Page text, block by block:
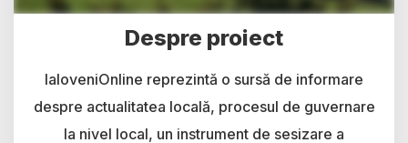
Despre proiect
IaloveniOnline reprezintă o sursă de informare
despre actualitatea locală, procesul de guvernare
la nivel local, un instrument de sesizare a